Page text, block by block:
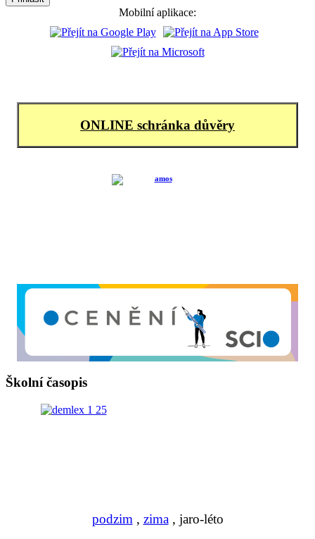
Mobilní aplikace:
ONLINE schránka důvěry
Školní časopis
podzim , zima, jaro-léto